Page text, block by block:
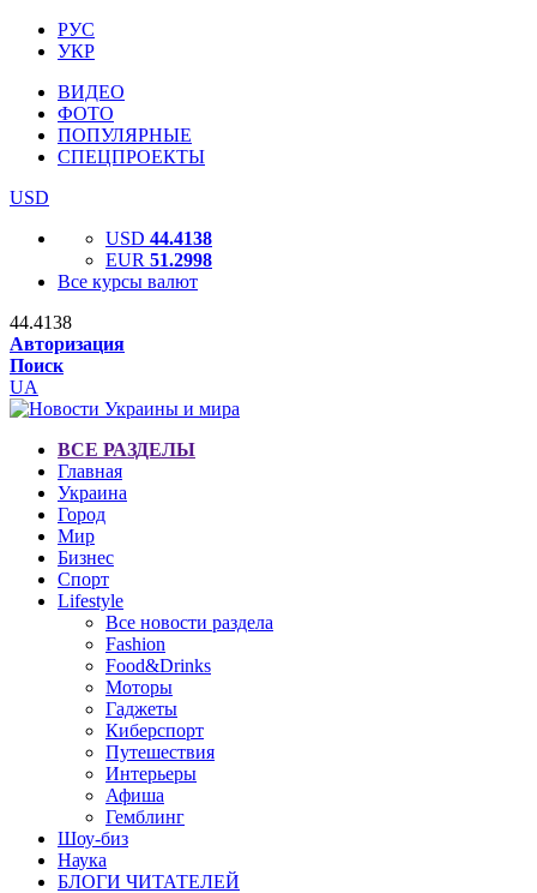
РУС
УКР
ВИДЕО
ФОТО
ПОПУЛЯРНЫЕ
СПЕЦПРОЕКТЫ
USD
USD 44.4138
EUR 51.2998
Все курсы валют
44.4138
Авторизация
Поиск
UA
ВСЕ РАЗДЕЛЫ
Главная
Украина
Город
Мир
Бизнес
Спорт
Lifestyle
Все новости раздела
Fashion
Food&Drinks
Моторы
Гаджеты
Киберспорт
Путешествия
Интерьеры
Афиша
Гемблинг
Шоу-биз
Наука
БЛОГИ ЧИТАТЕЛЕЙ